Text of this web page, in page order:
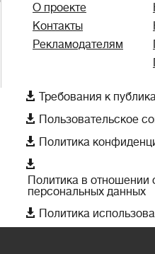
О проекте
Контакты
Рекламодателям
 Требования к
 Пользовательское
 Политика

Политика в отношении
персональных данных
 Политика